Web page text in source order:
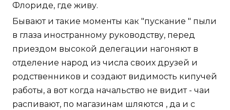
Флориде, где живу.
Бывают и такие моменты как "пускание " пыли
в глаза иностранному руководству, перед
приездом высокой делегации нагоняют в
отделение народ из числа своих друзей и
родственников и создают видимость кипучей
работы, а вот когда начальство не видит - чаи
распивают, по магазинам шляются , да и с